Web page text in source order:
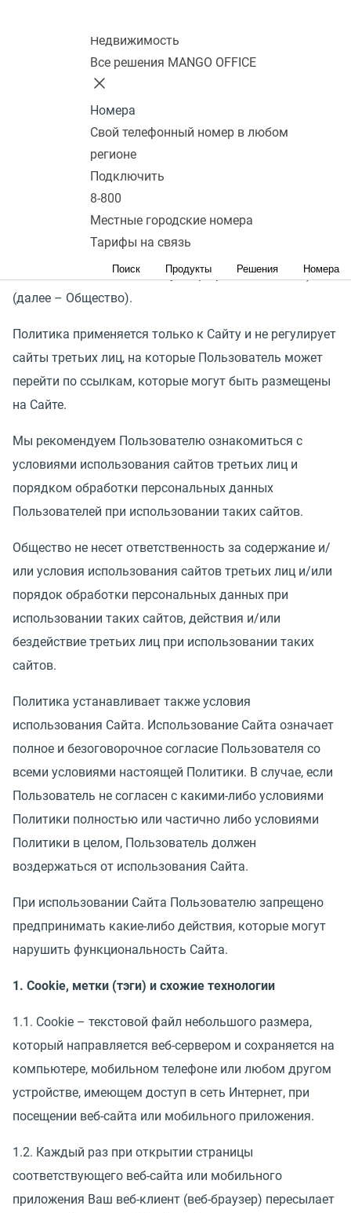
Недвижимость
Все решения MANGO OFFICE
Номера
Свой телефонный номер в любом
регионе
Подключить
8-800
Местные городские номера
Тарифы на связь
Поиск Продукты Решения Номера
Внимательно ознакомьтесь с настоящей «Политикой
использования файлов «cookie» (далее по тексту –
«Политика»). Политика описывает правила обработки
файлов «cookie» и схожие технологии при посещении
веб-сайта (далее – «Сайт»).
Используя Сайт, Вы подтверждаете своё согласие с
настоящей Политикой.
Сайт принадлежит ООО «Манго Телеком» (адрес:
Россия, 117420, г. Москва, ул. Профсоюзная, д. 57)
(далее – Общество).
Политика применяется только к Сайту и не регулирует
сайты третьих лиц, на которые Пользователь может
перейти по ссылкам, которые могут быть размещены
на Сайте.
Мы рекомендуем Пользователю ознакомиться с
условиями использования сайтов третьих лиц и
порядком обработки персональных данных
Пользователей при использовании таких сайтов.
Общество не несет ответственность за содержание и/
или условия использования сайтов третьих лиц и/или
порядок обработки персональных данных при
использовании таких сайтов, действия и/или
бездействие третьих лиц при использовании таких
сайтов.
Политика устанавливает также условия
использования Сайта. Использование Сайта означает
полное и безоговорочное согласие Пользователя со
всеми условиями настоящей Политики. В случае, если
Пользователь не согласен с какими-либо условиями
Политики полностью или частично либо условиями
Политики в целом, Пользователь должен
воздержаться от использования Сайта.
При использовании Сайта Пользователю запрещено
предпринимать какие-либо действия, которые могут
нарушить функциональность Сайта.
1. Cookie, метки (тэги) и схожие технологии
1.1. Cookie – текстовой файл небольшого размера,
который направляется веб-сервером и сохраняется на
компьютере, мобильном телефоне или любом другом
устройстве, имеющем доступ в сеть Интернет, при
посещении веб-сайта или мобильного приложения.
1.2. Каждый раз при открытии страницы
соответствующего веб-сайта или мобильного
приложения Ваш веб-клиент (веб-браузер) пересылает